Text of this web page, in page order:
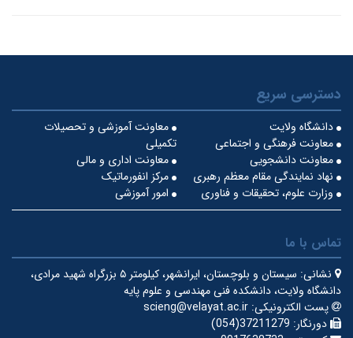
دسترسی سریع
معاونت آموزشی و تحصیلات
تکمیلی
دانشگاه ولایت
معاونت فرهنگی و اجتماعی
معاونت اداری و مالی
معاونت دانشجویی
مرکز انفورماتیک
نهاد نمایندگی مقام معظم رهبری
امور آموزشی
وزارت علوم، تحقیقات و فناوری
تماس با ما
نشانی:
سیستان و بلوچستان، ایرانشهر، کیلومتر ۵ بزرگراه شهید مرادی،
دانشگاه ولایت، دانشکده فنی مهندسی و علوم پایه
پست الکترونیکی: scieng@velayat.ac.ir
دورنگار: 37211279(054)